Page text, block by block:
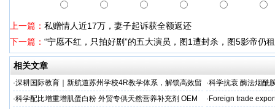
上一篇： 私赠情人近17万，妻子起诉获全额返还
下一篇： “宁愿不红，只拍好剧”的五大演员，图1遭封杀，图5影帝仍
相关文章
·深耕国际教育｜新航道苏州学校4R教学体系，解锁高效留
学备考之路
·科学抗衰 酶法烟酰
M/ODM定制
·科学配比增重增肌蛋白粉 外贸专供天然营养补充剂 OEM
· Foreign trade